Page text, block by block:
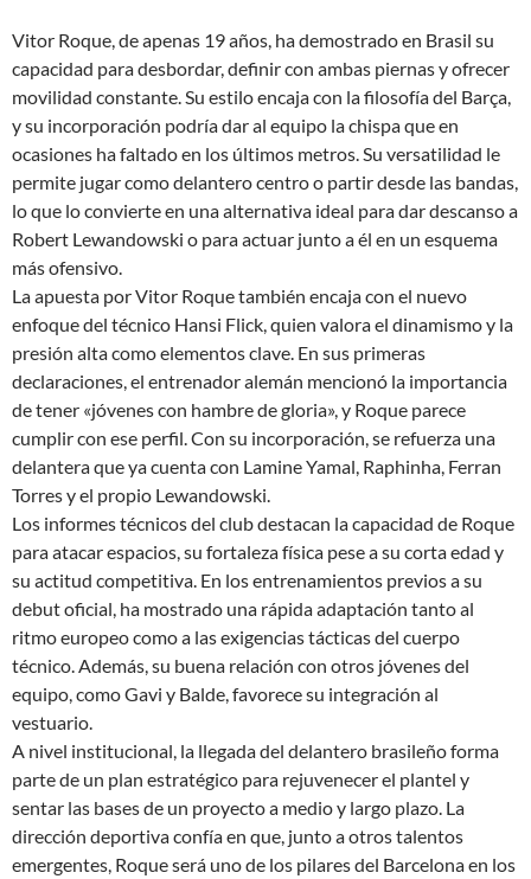
Vitor Roque, de apenas 19 años, ha demostrado en Brasil su
capacidad para desbordar, definir con ambas piernas y ofrecer
movilidad constante. Su estilo encaja con la filosofía del Barça,
y su incorporación podría dar al equipo la chispa que en
ocasiones ha faltado en los últimos metros. Su versatilidad le
permite jugar como delantero centro o partir desde las bandas,
lo que lo convierte en una alternativa ideal para dar descanso a
Robert Lewandowski o para actuar junto a él en un esquema
más ofensivo.
La apuesta por Vitor Roque también encaja con el nuevo
enfoque del técnico Hansi Flick, quien valora el dinamismo y la
presión alta como elementos clave. En sus primeras
declaraciones, el entrenador alemán mencionó la importancia
de tener «jóvenes con hambre de gloria», y Roque parece
cumplir con ese perfil. Con su incorporación, se refuerza una
delantera que ya cuenta con Lamine Yamal, Raphinha, Ferran
Torres y el propio Lewandowski.
Los informes técnicos del club destacan la capacidad de Roque
para atacar espacios, su fortaleza física pese a su corta edad y
su actitud competitiva. En los entrenamientos previos a su
debut oficial, ha mostrado una rápida adaptación tanto al
ritmo europeo como a las exigencias tácticas del cuerpo
técnico. Además, su buena relación con otros jóvenes del
equipo, como Gavi y Balde, favorece su integración al
vestuario.
A nivel institucional, la llegada del delantero brasileño forma
parte de un plan estratégico para rejuvenecer el plantel y
sentar las bases de un proyecto a medio y largo plazo. La
dirección deportiva confía en que, junto a otros talentos
emergentes, Roque será uno de los pilares del Barcelona en los